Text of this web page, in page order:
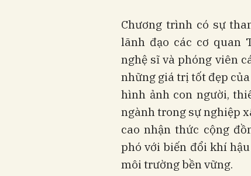
Chương trình có sự
lãnh đạo các cơ quan
nghệ sĩ và phóng viên
những giá trị tốt đẹp
hình ảnh con người,
ngành trong sự nghiệp
cao nhận thức cộng
phó với biến đổi khí
môi trường bền vững.